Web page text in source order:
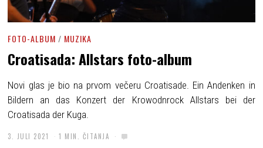
FOTO-ALBUM / MUZIKA
Croatisada: Allstars foto-album
Novi glas je bio na prvom večeru Croatisade. Ein Andenken in
Bildern an das Konzert der Krowodnrock Allstars bei der
Croatisada der Kuga.
3. JULI 2021 1 MIN. ČITANJA